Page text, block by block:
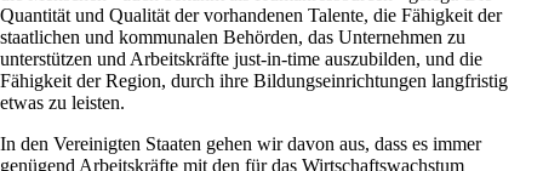
Quantität und Qualität der vorhandenen Talente, die Fähigkeit der
staatlichen und kommunalen Behörden, das Unternehmen zu
unterstützen und Arbeitskräfte just-in-time auszubilden, und die
Fähigkeit der Region, durch ihre Bildungseinrichtungen langfristig
etwas zu leisten.
In den Vereinigten Staaten gehen wir davon aus, dass es immer
genügend Arbeitskräfte mit den für das Wirtschaftswachstum